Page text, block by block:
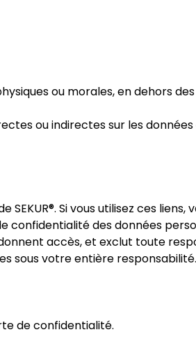
ou morales, en dehors
ou indirectes sur les
Si vous utilisez ces liens,
confidentialité des données
accès, et exclut toute
sous votre entière responsabilité.
de confidentialité.